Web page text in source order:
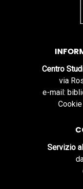
Centro
via
e-mail:
Servizio